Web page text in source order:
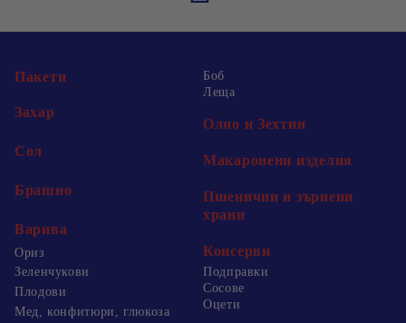
Пакети
Захар
Сол
Брашно
Варива
Ориз
Боб
Леща
Олио и Зехтин
Макаронени изделия
Пшенични и зърнени
храни
Консерви
Зеленчукови
Плодови
Мед, конфитюри, глюкоза
Подправки
Сосове
Оцети